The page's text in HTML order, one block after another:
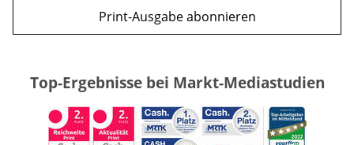
Print-Ausgabe abonnieren
Top-Ergebnisse bei Markt-Mediastudien